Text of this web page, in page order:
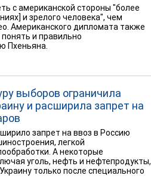
с американской стороны "более
и зрелого человека", чем
Американского дипломата также
и правильно
Пхеньяна.
выборов ограничила
и расширила запрет на
запрет на ввоз в Россию
легкой
А некоторые
уголь, нефть и нефтепродукты,
только после специального